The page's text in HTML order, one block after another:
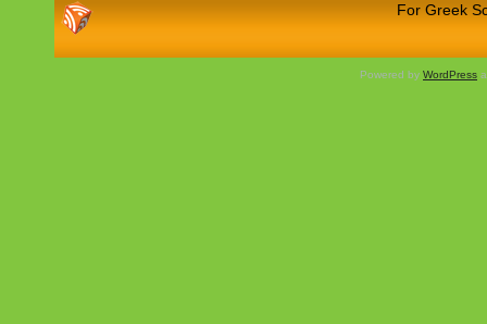
For Greek
Powered by WordPress